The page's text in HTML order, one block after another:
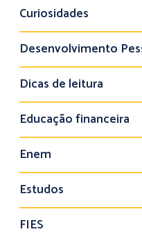
Curiosidades
Desenvolvimento
Dicas de leitura
Educação financeira
Enem
Estudos
FIES